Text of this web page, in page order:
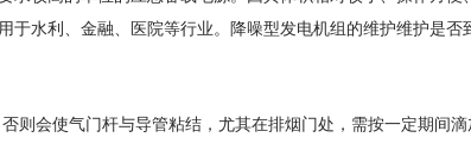
水利、金融、医院等行业。降噪型发电机组的维护维护是否
会使气门杆与导管粘结，尤其在排烟门处，需按一定期间